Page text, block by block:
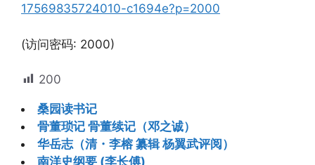
17569835724010-c1694e?p=2000
(访问密码: 2000)
200
桑园读书记
骨董琐记 骨董续记（邓之诚）
华岳志（清・李榕 纂辑 杨翼武评阅）
南洋史纲要 (李长傅)